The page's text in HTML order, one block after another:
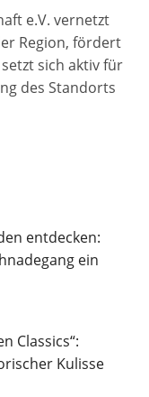
e.V. vernetzt
Region, fördert
sich aktiv für
des Standorts
entdecken:
ein
Classics“:
Kulisse